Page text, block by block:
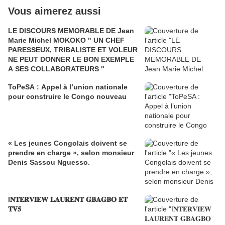
Vous aimerez aussi
LE DISCOURS MEMORABLE DE Jean
Marie Michel MOKOKO " UN CHEF
PARESSEUX, TRIBALISTE ET VOLEUR
NE PEUT DONNER LE BON EXEMPLE
A SES COLLABORATEURS "
ToPeSA : Appel à l’union nationale
pour construire le Congo nouveau
« Les jeunes Congolais doivent se
prendre en charge », selon monsieur
Denis Sassou Nguesso.
I𝐍𝐓𝐄𝐑𝐕𝐈𝐄𝐖 𝐋𝐀𝐔𝐑𝐄𝐍𝐓 𝐆𝐁𝐀𝐆𝐁𝐎 𝐄𝐓
𝐓𝐕𝟓